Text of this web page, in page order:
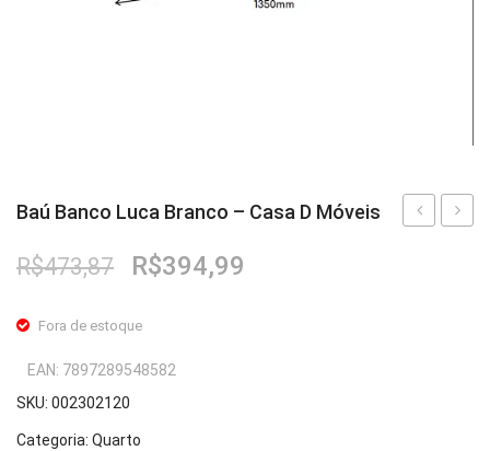
Baú Banco Luca Branco – Casa D Móveis
R$473,87
O
original
R$473,87.
R$394,99
Fora de estoque
SKU: 002302120
Categoria: Quarto
EAN: 7897289548582